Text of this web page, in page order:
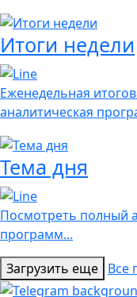
Итоги недели
Еженедельная
аналитическая
Тема дня
Посмотреть полный
программ...
Загрузить еще Все